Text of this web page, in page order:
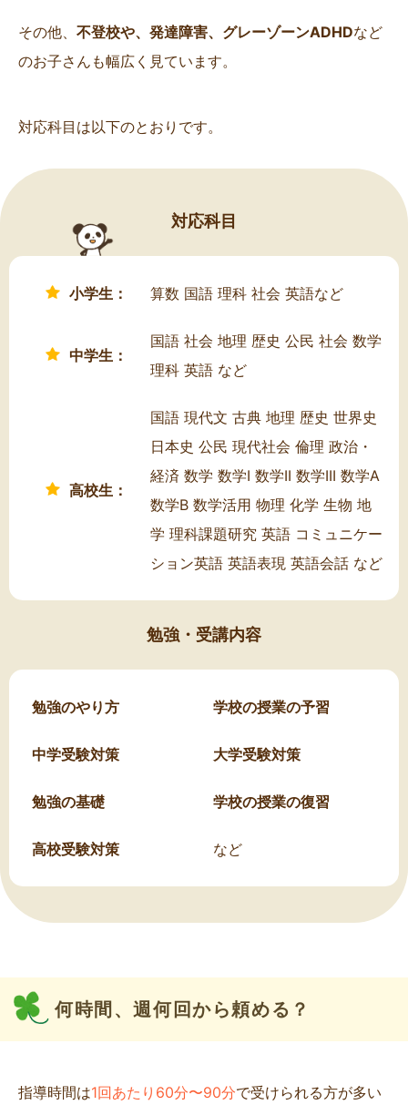
その他、 不登校や、発達障害、グレーゾーンADHDなど
のお子さんも幅広く見ています。
対応科目は以下のとおりです。
対応科目
小学生： 算数 国語 理科 社会 英語など
中学生：
国語 社会 地理 歴史 公民 社会 数学
理科 英語 など
高校生：
国語 現代文 古典 地理 歴史 世界史
日本史 公民 現代社会 倫理 政治・
経済 数学 数学I 数学II 数学III 数学A
数学B 数学活用 物理 化学 生物 地
学 理科課題研究 英語 コミュニケー
ション英語 英語表現 英語会話 など
勉強・受講内容
勉強のやり方 学校の授業の予習
中学受験対策 大学受験対策
勉強の基礎 学校の授業の復習
高校受験対策 など
何時間、週何回から頼める？
指導時間は1回あたり60分〜90分で受けられる方が多い